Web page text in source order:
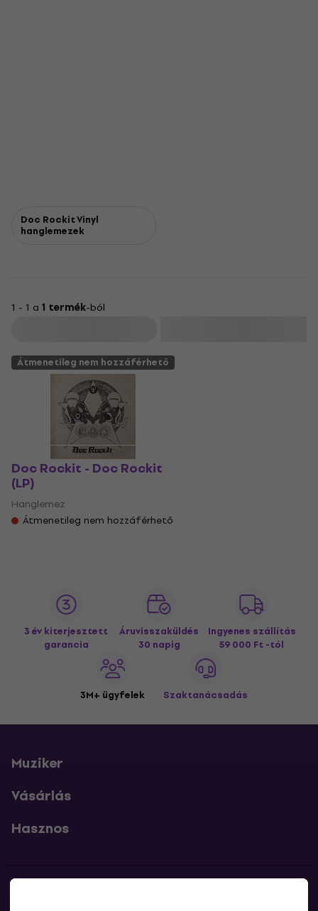
Doc Rockit Vinyl
hanglemezek
1 - 1 a 1 termék-ból
Átmenetileg nem hozzáférhető
Doc Rockit - Doc Rockit
(LP)
Hanglemez
Átmenetileg nem hozzáférhető
3 év kiterjesztett
garancia
Áruvisszaküldés
30 napig
Ingyenes szállítás
59 000 Ft -tól
3M+ ügyfelek Szaktanácsadás
Muziker
Vásárlás
Hasznos